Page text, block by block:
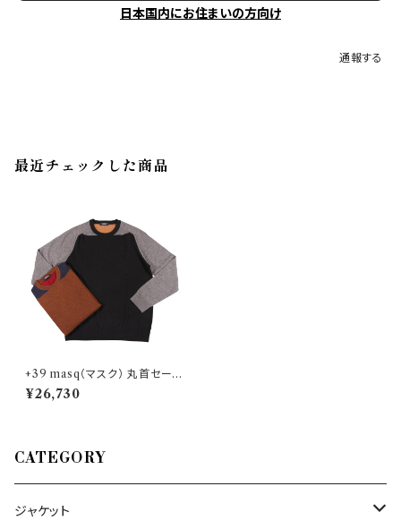
日本国内にお住まいの方向け
通報する
最近チェックした商品
+39 masq（マスク） 丸首セータ
ー 9210 23698
¥26,730
CATEGORY
ジャケット